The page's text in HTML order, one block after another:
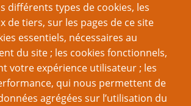
différents types de cookies, les
de tiers, sur les pages de ce site
essentiels, nécessaires au
du site ; les cookies fonctionnels,
votre expérience utilisateur ; les
qui nous permettent de
agrégées sur l’utilisation du
(15)